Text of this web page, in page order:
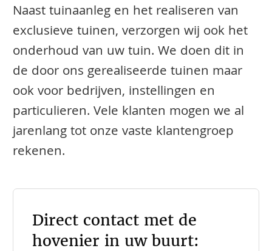
Naast tuinaanleg en het realiseren van
exclusieve tuinen, verzorgen wij ook het
onderhoud van uw tuin. We doen dit in
de door ons gerealiseerde tuinen maar
ook voor bedrijven, instellingen en
particulieren. Vele klanten mogen we al
jarenlang tot onze vaste klantengroep
rekenen.
Direct contact met de
hovenier in uw buurt: